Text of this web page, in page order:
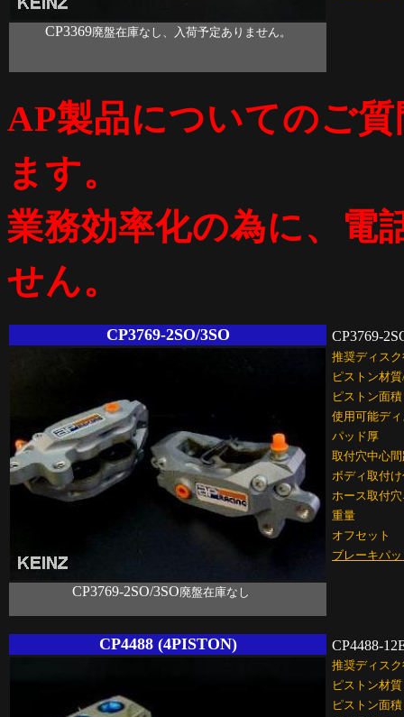
CP3369廃盤在庫なし、入荷予定ありません。
AP製品についてのご
ます。
業務効率化の為に、電
せん。
CP3769-2SO/3SO CP3769-
推奨ディス
ピストン材
ピストン面積
使用可能デ
パッド厚
取付穴中心
ボディ取付
ホース取付
重量
オフセット
ブレーキパ
CP3769-2SO/3SO廃盤在庫なし
CP4488 (4PISTON) CP4488-
推奨ディス
ピストン材質
ピストン面積